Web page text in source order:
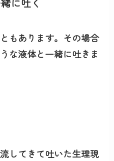
もあります。その場合
な液体と一緒に吐きま
してきて吐いた生理現